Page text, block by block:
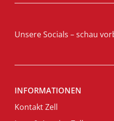
Unsere Socials – schau
INFORMATIONEN
Kontakt Zell